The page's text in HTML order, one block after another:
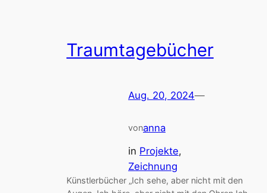
Traumtagebücher
Aug. 20, 2024—
vonanna
in Projekte
Zeichnung
Künstlerbücher „Ich sehe, aber nicht mit den